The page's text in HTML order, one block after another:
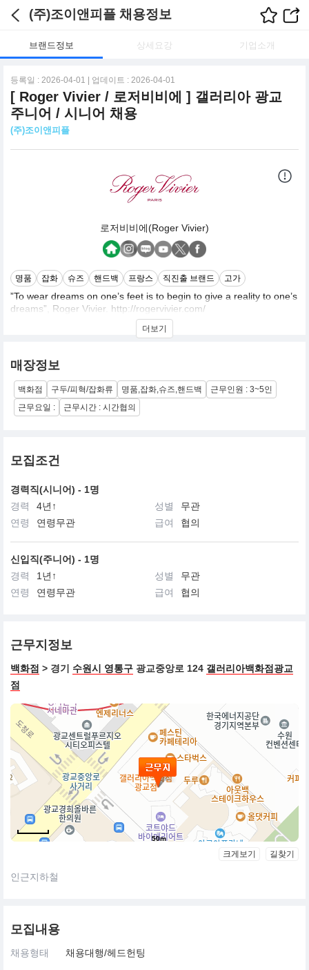
(주)조이앤피플 채용정보
브랜드정보 상세요강 기업소개
등록일 : 2026-04-01 | 업데이트 : 2026-04-01
[ Roger Vivier / 로저비비에 ] 갤러리아 광교
주니어 / 시니어 채용
(주)조이앤피플
로저비비에(Roger Vivier)
명품 잡화 슈즈 핸드백 프랑스 직진출 브랜드 고가
”To wear dreams on one’s feet is to begin to give a reality to one’s
dreams”, Roger Vivier. http://rogervivier.com/
슈즈 디자인계 최고의 거장으로 뽑히는 로저비비에.
전세계에서 가장 우아하고 매력적인 여성들의 사랑을 독차지한 럭
셔리 브랜드
더보기
매장정보
백화점 구두/피혁/잡화류 명품,잡화,슈즈,핸드백
근무인원 : 3~5인
근무요일 :
근무시간 : 시간협의
모집조건
경력직(시니어) - 1명
경력
4년↑ 성별
무관
연령
연령무관 급여 협의
신입직(주니어) - 1명
경력
1년↑ 성별
무관
연령
연령무관 급여 협의
근무지정보
백화점 > 경기 수원시 영통구 광교중앙로 124 갤러리아백화점광교
점
50m
크게보기 길찾기
인근지하철
모집내용
채용형태 채용대행/헤드헌팅